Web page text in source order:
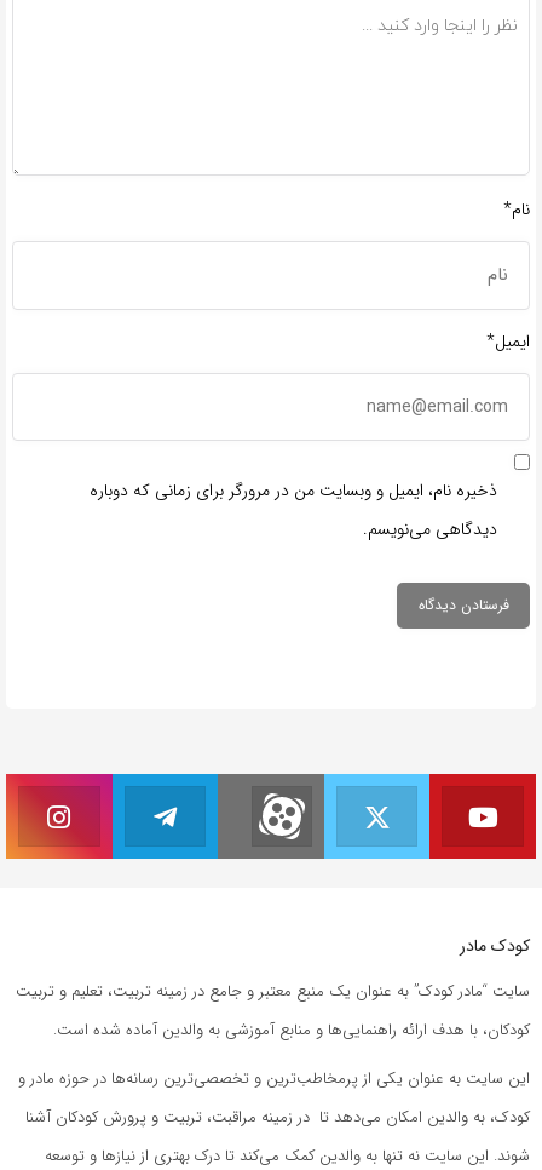
نام*
ایمیل*
ذخیره نام، ایمیل و وبسایت من در مرورگر برای زمانی که دوباره
دیدگاهی می‌نویسم.
کودک مادر
سایت “مادر کودک” به عنوان یک منبع معتبر و جامع در زمینه تربیت، تعلیم و تربیت
کودکان، با هدف ارائه راهنمایی‌ها و منابع آموزشی به والدین آماده شده است.
این سایت به عنوان یکی از پرمخاطب‌ترین و تخصصی‌ترین رسانه‌ها در حوزه مادر و
کودک، به والدین امکان می‌دهد تا در زمینه مراقبت، تربیت و پرورش کودکان آشنا
شوند. این سایت نه تنها به والدین کمک می‌کند تا درک بهتری از نیازها و توسعه